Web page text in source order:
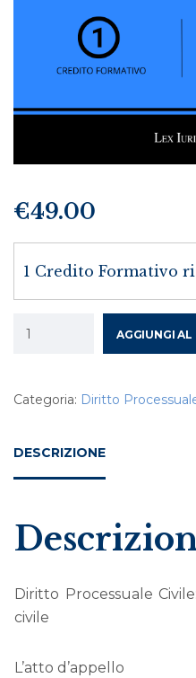
€49.00
1 Credito Formativo
AGGIUNGI AL
Categoria: Diritto
DESCRIZIONE
Diritto Processuale
civile
L’atto d’appello